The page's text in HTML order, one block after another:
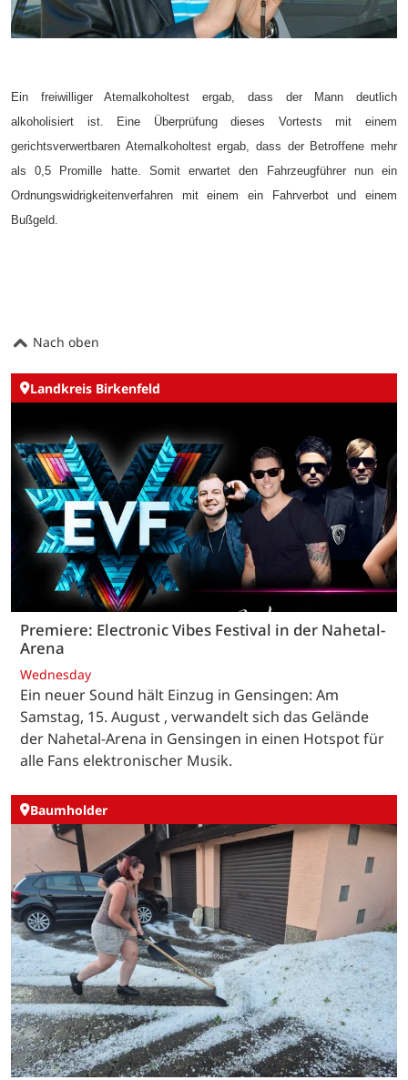
Ein freiwilliger Atemalkoholtest ergab, dass der Mann deutlich
alkoholisiert ist. Eine Überprüfung dieses Vortests mit einem
gerichtsverwertbaren Atemalkoholtest ergab, dass der Betroffene mehr
als 0,5 Promille hatte. Somit erwartet den Fahrzeugführer nun ein
Ordnungswidrigkeitenverfahren mit einem ein Fahrverbot und einem
Bußgeld.
Nach oben
Landkreis Birkenfeld
Premiere: Electronic Vibes Festival in der Nahetal-
Arena
Wednesday
Ein neuer Sound hält Einzug in Gensingen: Am
Samstag, 15. August , verwandelt sich das Gelände
der Nahetal-Arena in Gensingen in einen Hotspot für
alle Fans elektronischer Musik.
Baumholder